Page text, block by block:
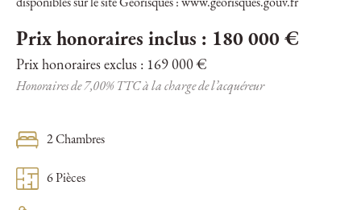
disponibles sur le site Géorisques : www.georisques.gouv.fr
Prix honoraires inclus : 180 000 €
Prix honoraires exclus : 169 000 €
Honoraires de 7,00% TTC à la charge de l’acquéreur
2 Chambres
6 Pièces